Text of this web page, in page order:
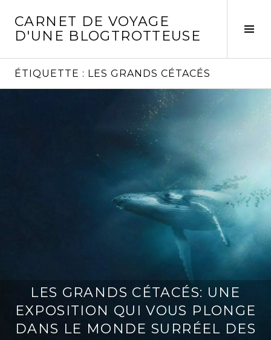
contenu
CARNET DE VOYAGE
D'UNE BLOGTROTTEUSE
ÉTIQUETTE : LES GRANDS CÉTACÉS
LES GRANDS CÉTACÉS: UNE
EXPOSITION QUI VOUS PLONGE
DANS LE MONDE SURRÉEL DES